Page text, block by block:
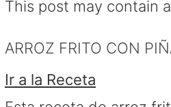
m
a
n
c
m
a
This post may contain
ARROZ FRITO CON
Ir a la Receta